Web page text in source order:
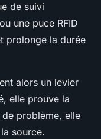
de suivi
une puce RFID
prolonge la durée
alors un levier
elle prouve la
problème, elle
source.